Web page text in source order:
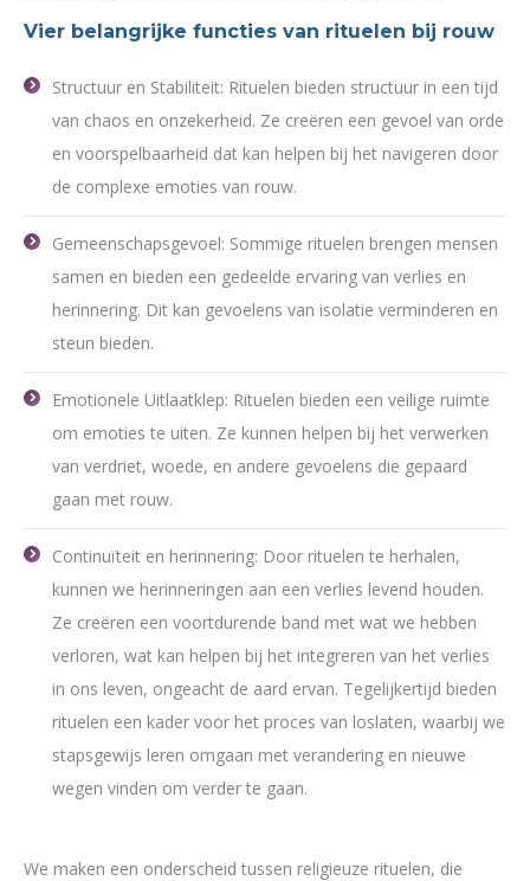
Vier belangrijke functies van rituelen bij rouw
Structuur en Stabiliteit: Rituelen bieden structuur in een tijd
van chaos en onzekerheid. Ze creëren een gevoel van orde
en voorspelbaarheid dat kan helpen bij het navigeren door
de complexe emoties van rouw.
Gemeenschapsgevoel: Sommige rituelen brengen mensen
samen en bieden een gedeelde ervaring van verlies en
herinnering. Dit kan gevoelens van isolatie verminderen en
steun bieden.
Emotionele Uitlaatklep: Rituelen bieden een veilige ruimte
om emoties te uiten. Ze kunnen helpen bij het verwerken
van verdriet, woede, en andere gevoelens die gepaard
gaan met rouw.
Continuïteit en herinnering: Door rituelen te herhalen,
kunnen we herinneringen aan een verlies levend houden.
Ze creëren een voortdurende band met wat we hebben
verloren, wat kan helpen bij het integreren van het verlies
in ons leven, ongeacht de aard ervan. Tegelijkertijd bieden
rituelen een kader voor het proces van loslaten, waarbij we
stapsgewijs leren omgaan met verandering en nieuwe
wegen vinden om verder te gaan.
We maken een onderscheid tussen religieuze rituelen, die